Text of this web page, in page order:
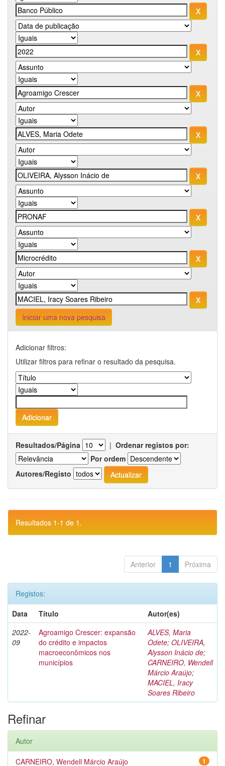
Iniciar uma nova pesquisa
Adicionar filtros:
Utilizar filtros para refinar o resultado da pesquisa.
Resultados/Página | Ordenar registos por:
Por ordem
Autores/Registo
Resultados 1-1 de 1.
Anterior 1 Próxima
Registos:
Data
Título
Autor(es)
2022-
09
Agroamigo Crescer: expansão
do crédito e impactos
macroeconômicos nos
municípios
ALVES, Maria
Odete; OLIVEIRA,
Alysson Inácio de;
CARNEIRO, Wendell
Márcio Araújo;
MACIEL, Iracy
Soares Ribeiro
Refinar
Autor
1
CARNEIRO, Wendell Márcio Araújo